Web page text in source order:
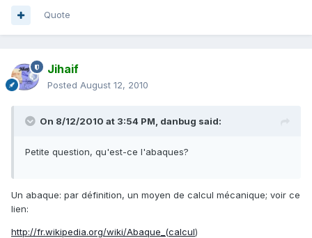
Quote
Jihaif
Posted August 12, 2010
On 8/12/2010 at 3:54 PM, danbug said:
Petite question, qu'est-ce l'abaques?
Un abaque: par définition, un moyen de calcul mécanique; voir ce
lien:
http://fr.wikipedia.org/wiki/Abaque_(calcul)